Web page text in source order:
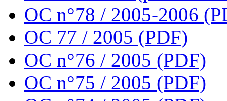
OC n°78 / 2005-2006
OC 77 / 2005 (PDF)
OC n°76 / 2005 (PDF)
OC n°75 / 2005 (PDF)